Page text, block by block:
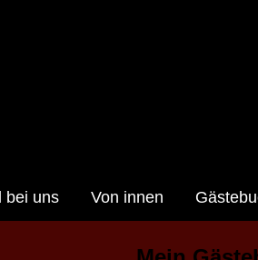
bei uns Von innen